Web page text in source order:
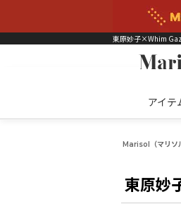
東原妙子×Whim
アイテ
Marisol（マリソ
東原妙